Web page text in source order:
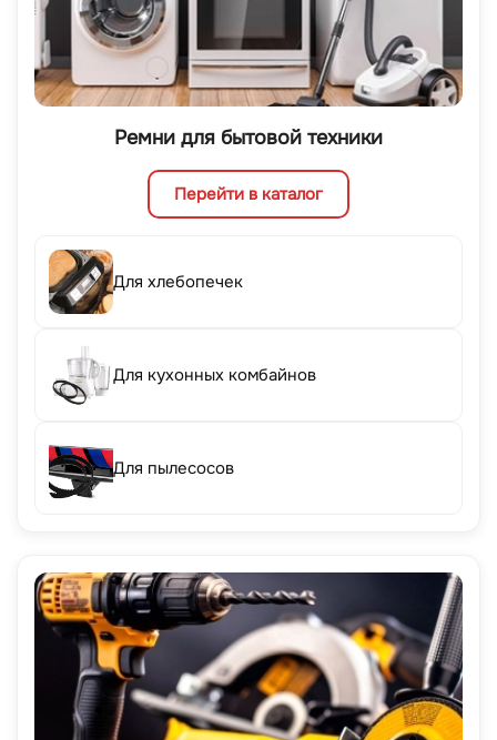
Ремни для бытовой техники
Перейти в каталог
Для хлебопечек
Для кухонных комбайнов
Для пылесосов